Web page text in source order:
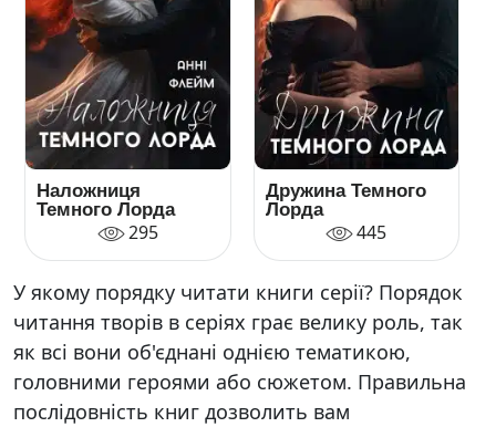
Наложниця
Темного Лорда
295
Дружина Темного
Лорда
445
У якому порядку читати книги серії? Порядок
читання творів в серіях грає велику роль, так
як всі вони об'єднані однією тематикою,
головними героями або сюжетом. Правильна
послідовність книг дозволить вам